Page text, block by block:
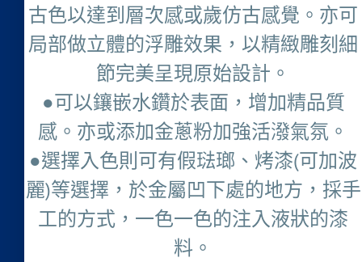
古色以達到層次感或歲仿古感覺。亦可
局部做立體的浮雕效果，以精緻雕刻細
節完美呈現原始設計。
●可以鑲嵌水鑽於表面，增加精品質
感。亦或添加金蔥粉加強活潑氣氛。
●選擇入色則可有假琺瑯、烤漆(可加波
麗)等選擇，於金屬凹下處的地方，採手
工的方式，一色一色的注入液狀的漆
料。